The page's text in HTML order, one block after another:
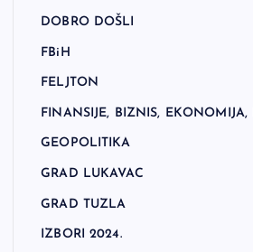
DOBRO DOŠLI
FBiH
FELJTON
FINANSIJE, BIZNIS, EKONOMIJA,
GEOPOLITIKA
GRAD LUKAVAC
GRAD TUZLA
IZBORI 2024.